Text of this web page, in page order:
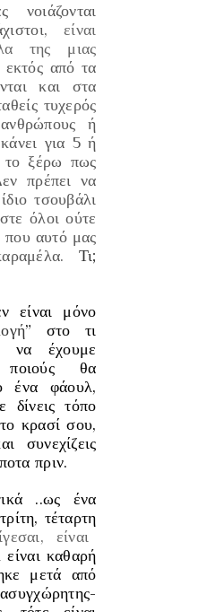
είναι
της μιας
εκτός από τα
και στα
τυχερός
ή
για 5 ή
το ξέρω πως
πρέπει να
τσουβάλι
όλοι ούτε
που αυτό μας
Τι;
μόνο
” στο τι
να έχουμε
θα
ένα φάουλ,
δίνεις τόπο
κρασί σου,
συνεχίζεις
πριν.
..ως ένα
τέταρτη
είναι
καθαρή
μετά από